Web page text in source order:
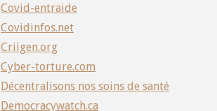
Covid-entraide
Covidinfos.net
Criigen.org
Cyber-torture.com
Décentralisons nos soins de santé
Democracywatch.ca